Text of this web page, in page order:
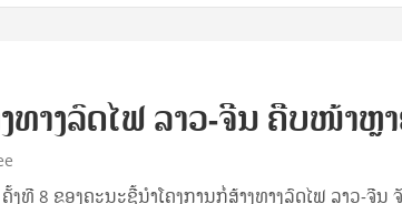
ທາງລົດໄຟ ລາວ-ຈີນ ຄືບໜ້າຫຼ
ທີ 8 ຂອງຄະນະຊີ້ນໍາໂຄງການກໍ່ສ້າງທາງລົດໄຟ ລາວ-ຈີ